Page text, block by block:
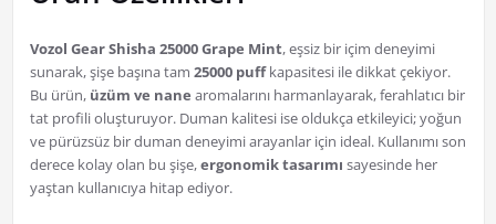
Vozol Gear Shisha 25000 Grape Mint, eşsiz bir içim deneyimi
sunarak, şişe başına tam 25000 puffkapasitesi ile dikkat çekiyor.
Bu ürün, üzüm ve nane aromalarını harmanlayarak, ferahlatıcı bir
tat profili oluşturuyor. Duman kalitesi ise oldukça etkileyici; yoğun
ve pürüzsüz bir duman deneyimi arayanlar için ideal. Kullanımı son
derece kolay olan bu şişe,ergonomik tasarımı sayesinde her
yaştan kullanıcıya hitap ediyor.